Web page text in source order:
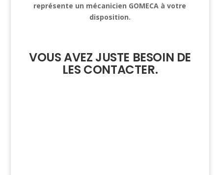
représente un mécanicien GOMECA à votre
disposition.
VOUS AVEZ JUSTE BESOIN DE
LES CONTACTER.